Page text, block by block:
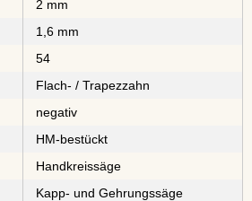
2 mm
1,6 mm
54
Flach- / Trapezzahn
negativ
⁠⁠⁠⁠⁠⁠⁠⁠HM-bestückt
Handkreissäge
Kapp- und Gehrungssäge